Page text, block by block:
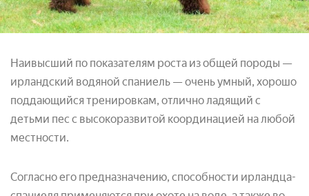
Наивысший по показателям роста из общей породы —
ирландский водяной спаниель — очень умный, хорошо
поддающийся тренировкам, отлично ладящий с
детьми пес с высокоразвитой координацией на любой
местности.
Согласно его предназначению, способности ирландца-